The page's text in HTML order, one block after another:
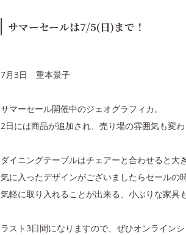
サマーセールは7/5(日)まで！
7月3日 重本景子
サマーセール開催中のジェオグラフィカ。
2日には商品が追加され、売り場の雰囲気も変わ
ダイニングテーブルはチェアーと合わせると大
気に入ったデザインがございましたらセールの
気軽に取り入れることが出来る、小ぶりな家具
ラスト3日間になりますので、ぜひオンライン